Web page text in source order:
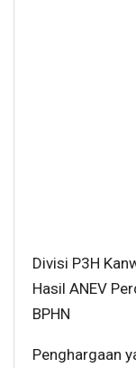
Divisi P3H
Hasil ANEV
BPHN
Penghargaan